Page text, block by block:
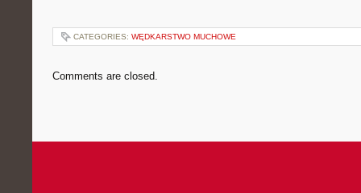
CATEGORIES: WĘDKARSTWO MUCHOWE
Comments are closed.